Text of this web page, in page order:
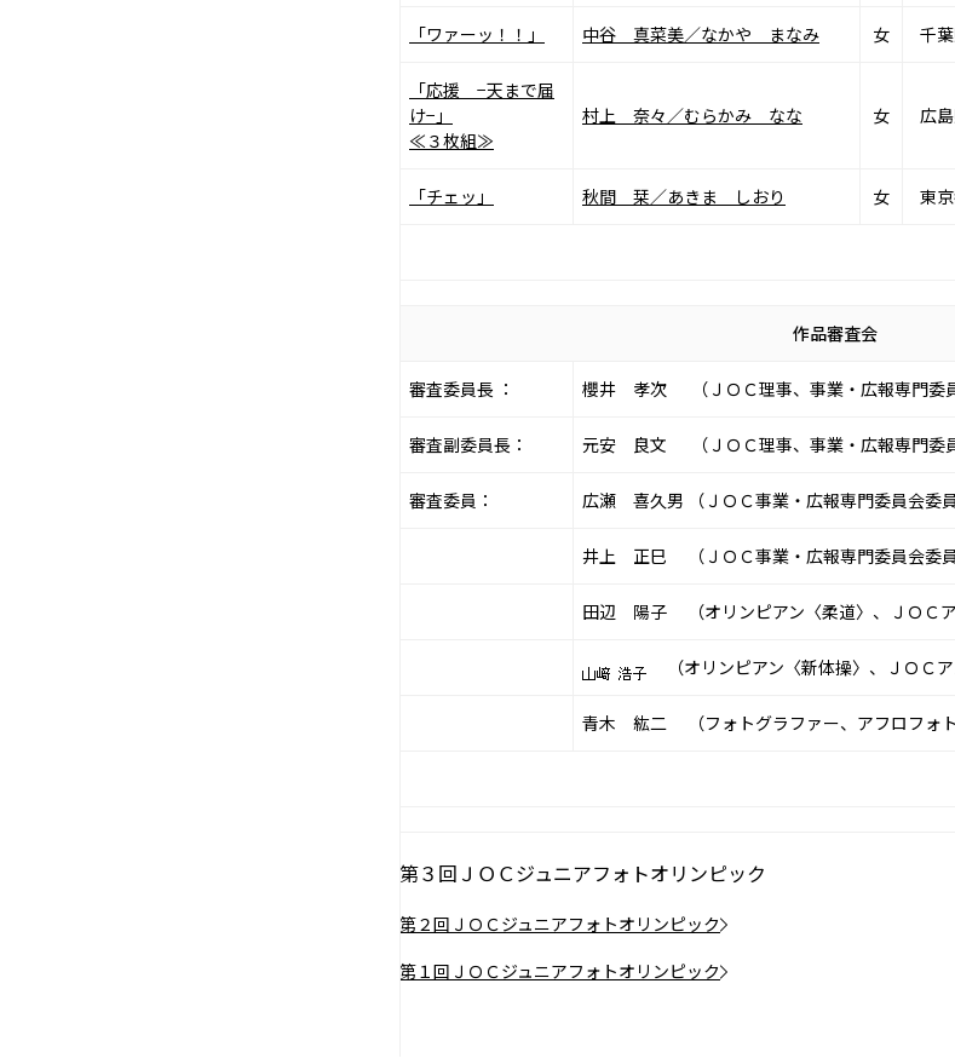
「ワァーッ！！」 中谷 真菜美／なかや まなみ 女 千
「応援 −天まで届
け−」
≪３枚組≫
村上 奈々／むらかみ なな 女 広
「チェッ」 秋間 栞／あきま しおり 女 東
作品審査会
審査委員長 ： 櫻井 孝次 （ＪＯＣ理事、事業・広報専門委員
審査副委員長： 元安 良文 （ＪＯＣ理事、事業・広報専門委員
審査委員： 広瀬 喜久男 （ＪＯＣ事業・広報専門委員会委
井上 正巳 （ＪＯＣ事業・広報専門委員会委員
田辺 陽子 （オリンピアン〈柔道〉、ＪＯＣア
（オリンピアン〈新体操〉、ＪＯＣア
青木 紘二 （フォトグラファー、アフロフォト
第３回ＪＯＣジュニアフォトオリンピック
第２回ＪＯＣジュニアフォトオリンピック
第１回ＪＯＣジュニアフォトオリンピック